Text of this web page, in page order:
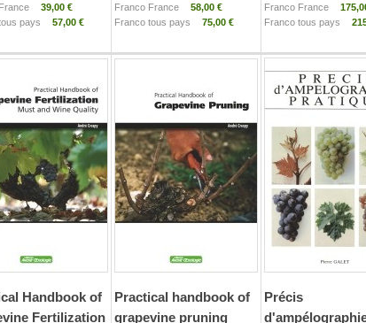
39,00 €
pays
57,00 €
Franco France
58,00 €
Franco tous pays
75,00 €
Franco France
Franco tous pays
Handbook of
Fertilization
Practical handbook of
grapevine pruning
Précis